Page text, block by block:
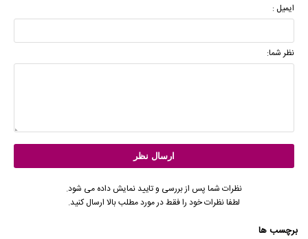
ایمیل :
نظر شما:
نظرات شما پس از بررسی و تایید نمایش داده می شود.
لطفا نظرات خود را فقط در مورد مطلب بالا ارسال کنید.
برچسب ها